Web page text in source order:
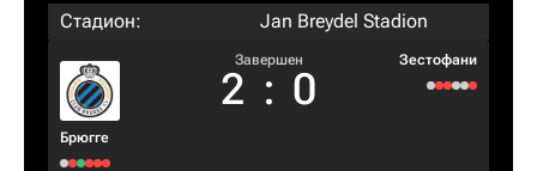
Стадион:
Jan Breydel Stadion
Брюгге
Завершен
2 : 0
Зестофани